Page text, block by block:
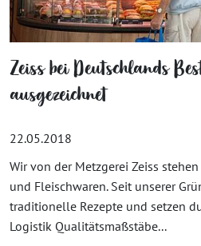
Zeiss bei Deutschlands
ausgezeichnet
22.05.2018
Wir von der Metzgerei Zeiss
und Fleischwaren. Seit unserer
traditionelle Rezepte und setzen
Logistik Qualitätsmaßstäbe...